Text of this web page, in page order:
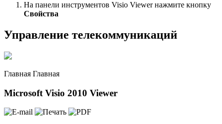
На панели инструментов Visio Viewer нажмите кнопку
Свойства
Управление телекоммуникаций
Главная Главная
Microsoft Visio 2010 Viewer